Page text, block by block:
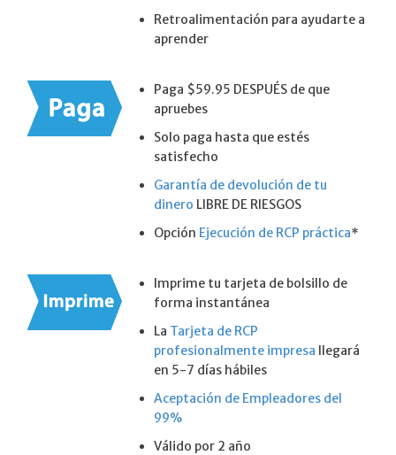
Retroalimentación para ayudarte a
aprender
Paga $59.95 DESPUÉS de que
apruebes
Solo paga hasta que estés
satisfecho
Garantía de devolución de tu
dinero LIBRE DE RIESGOS
Opción Ejecución de RCP práctica*
Imprime tu tarjeta de bolsillo de
forma instantánea
La Tarjeta de RCP
profesionalmente impresa llegará
en 5-7 días hábiles
Aceptación de Empleadores del
99%
Válido por 2 año